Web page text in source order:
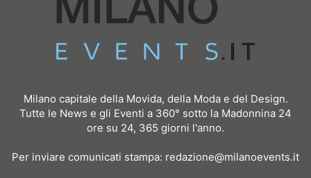
Milano capitale della Movida, della Moda e del Design.
Tutte le News e gli Eventi a 360° sotto la Madonnina 24
ore su 24, 365 giorni l'anno.
Per inviare comunicati stampa: redazione@milanoevents.it